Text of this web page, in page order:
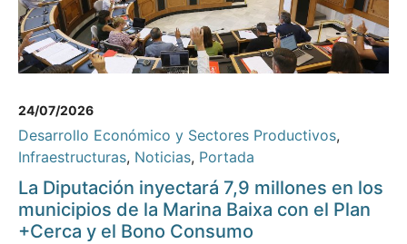
24/07/2026
Desarrollo Económico y Sectores Productivos,
Infraestructuras, Noticias, Portada
La Diputación inyectará 7,9 millones en los
municipios de la Marina Baixa con el Plan
+Cerca y el Bono Consumo